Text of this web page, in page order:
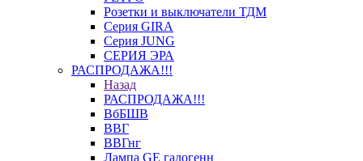
Розетки и выключатели ТДМ
Серия GIRA
Серия JUNG
СЕРИЯ ЭРА
РАСПРОДАЖА!!!
Назад
РАСПРОДАЖА!!!
ВбБШВ
ВВГ
ВВГнг
Лампа GE галогенн